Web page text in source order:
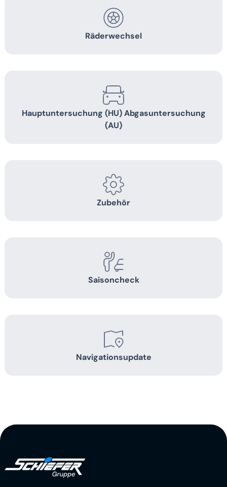
Räderwechsel
Hauptuntersuchung (HU) Abgasuntersuchung
(AU)
Zubehör
Saisoncheck
Navigationsupdate